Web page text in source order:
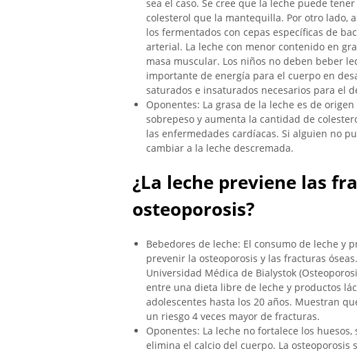
sea el caso. Se cree que la leche puede
colesterol que la mantequilla. Por otro lado,
los fermentados con cepas específicas de
arterial. La leche con menor contenido en
masa muscular. Los niños no deben beber
importante de energía para el cuerpo en
saturados e insaturados necesarios para el
Oponentes: La grasa de la leche es de
sobrepeso y aumenta la cantidad de
las enfermedades cardíacas. Si alguien no
cambiar a la leche descremada.
¿La leche previene las
osteoporosis?
Bebedores de leche: El consumo de leche y
prevenir la osteoporosis y las fracturas
Universidad Médica de Bialystok
entre una dieta libre de leche y productos
adolescentes hasta los 20 años. Muestran
un riesgo 4 veces mayor de fracturas.
Oponentes: La leche no fortalece los
elimina el calcio del cuerpo. La